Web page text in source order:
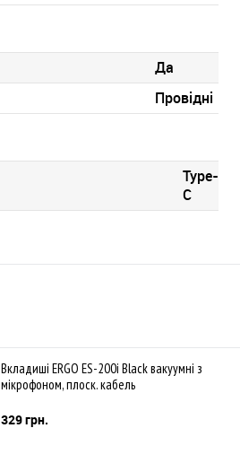
Да
Провідні
Type-
C
Вкладиші ERGO ES-200i Black вакуумні з
мікрофоном, плоск. кабель
329 грн.